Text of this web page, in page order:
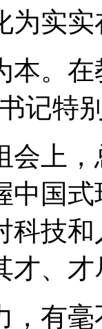
为实
本。
记特
会上
中国
科技
才、
，有